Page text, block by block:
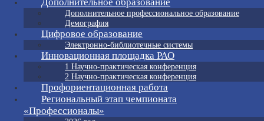
Дополнительное профессиональное образование
Демография
Цифровое образование
Электронно-библиотечные системы
Инновационная площадка РАО
1 Научно-практическая конференция
2 Научно-практическая конференция
Профориентационная работа
Региональный этап чемпионата
«Профессионалы»